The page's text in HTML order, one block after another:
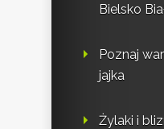
Bielsko
Poznaj
jajka
Żylaki i